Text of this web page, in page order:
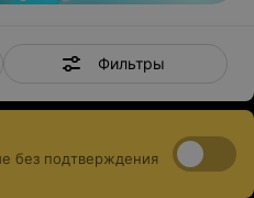
Фильтры
без подтверждения